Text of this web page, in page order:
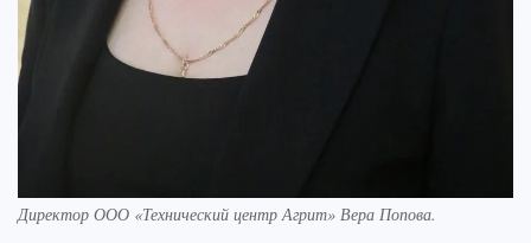
Директор ООО «Технический центр Агрит» Вера Попова.